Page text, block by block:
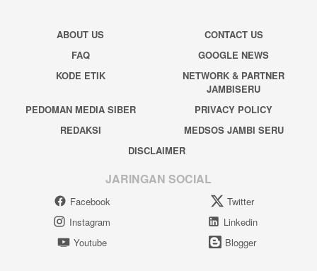
ABOUT US
CONTACT US
FAQ
GOOGLE NEWS
KODE ETIK
NETWORK & PARTNER
JAMBISERU
PEDOMAN MEDIA SIBER
PRIVACY POLICY
REDAKSI
MEDSOS JAMBI SERU
DISCLAIMER
JARINGAN SOCIAL
Facebook
Twitter
Instagram
Linkedin
Youtube
Blogger